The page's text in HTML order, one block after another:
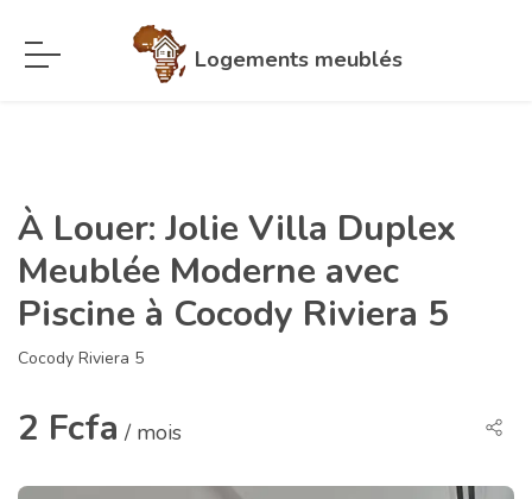
Logements meublés
À Louer: Jolie Villa Duplex
Meublée Moderne avec
Piscine à Cocody Riviera 5
Cocody Riviera 5
2 Fcfa / mois